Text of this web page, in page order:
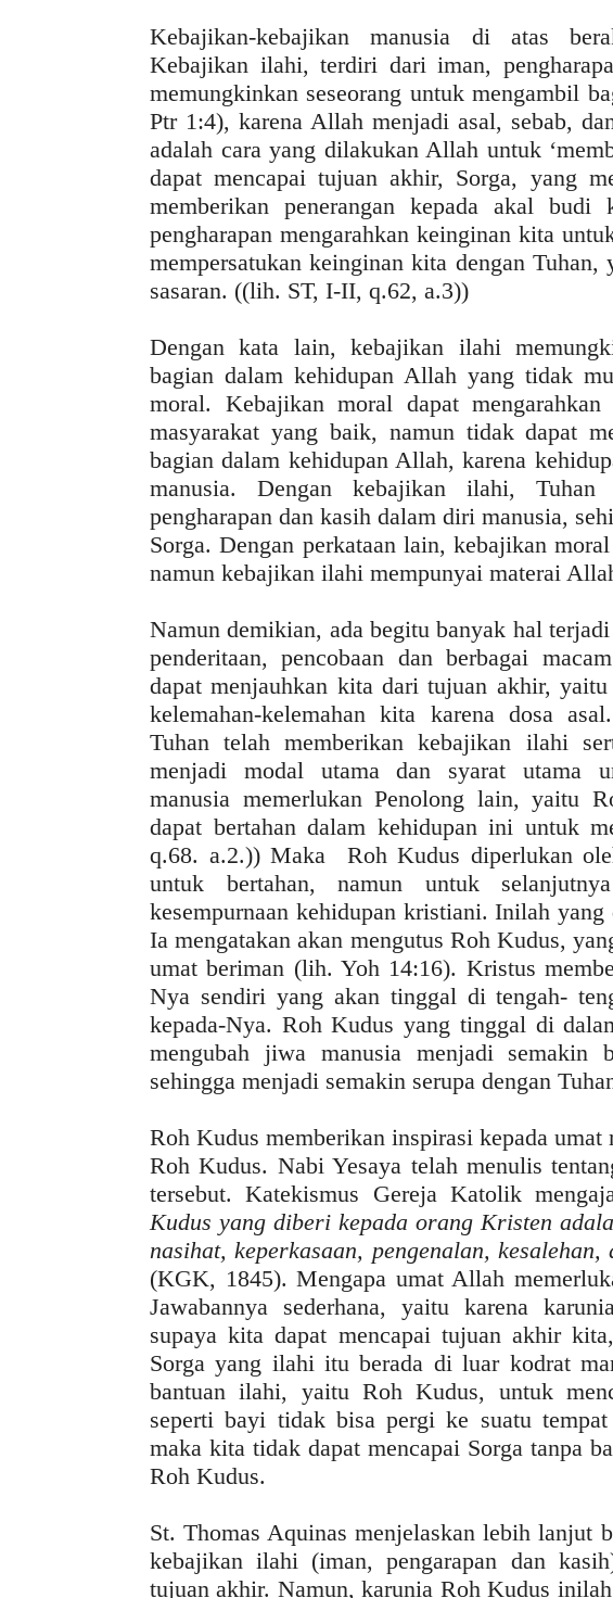
Kebajikan-kebajikan manusia di atas
Kebajikan ilahi, terdiri dari iman,
memungkinkan seseorang untuk mengambil
Ptr 1:4), karena Allah menjadi asal, sebab,
adalah cara yang dilakukan Allah untuk
dapat mencapai tujuan akhir, Sorga, yang
memberikan penerangan kepada akal budi
pengharapan mengarahkan keinginan kita
mempersatukan keinginan kita dengan
sasaran. ((lih. ST, I-II, q.62, a.3))
Dengan kata lain, kebajikan ilahi
bagian dalam kehidupan Allah yang tidak
moral. Kebajikan moral dapat mengarahkan
masyarakat yang baik, namun tidak dapat
bagian dalam kehidupan Allah, karena
manusia. Dengan kebajikan ilahi, Tuhan
pengharapan dan kasih dalam diri manusia,
Sorga. Dengan perkataan lain, kebajikan
namun kebajikan ilahi mempunyai materai
Namun demikian, ada begitu banyak hal
penderitaan, pencobaan dan berbagai
dapat menjauhkan kita dari tujuan akhir,
kelemahan-kelemahan kita karena dosa
Tuhan telah memberikan kebajikan ilahi
menjadi modal utama dan syarat utama
manusia memerlukan Penolong lain, yaitu
dapat bertahan dalam kehidupan ini untuk
q.68. a.2.)) Maka Roh Kudus diperlukan
untuk bertahan, namun untuk
kesempurnaan kehidupan kristiani. Inilah
Ia mengatakan akan mengutus Roh Kudus,
umat beriman (lih. Yoh 14:16). Kristus
Nya sendiri yang akan tinggal di tengah-
kepada-Nya. Roh Kudus yang tinggal di
mengubah jiwa manusia menjadi semakin
sehingga menjadi semakin serupa dengan
Roh Kudus memberikan inspirasi kepada
Roh Kudus. Nabi Yesaya telah menulis
tersebut. Katekismus Gereja Katolik
Kudus yang diberi kepada orang Kristen
nasihat, keperkasaan, pengenalan,
(KGK, 1845). Mengapa umat Allah
Jawabannya sederhana, yaitu karena
supaya kita dapat mencapai tujuan akhir
Sorga yang ilahi itu berada di luar kodrat
bantuan ilahi, yaitu Roh Kudus, untuk
seperti bayi tidak bisa pergi ke suatu tempat
maka kita tidak dapat mencapai Sorga tanpa
Roh Kudus.
St. Thomas Aquinas menjelaskan lebih lanjut
kebajikan ilahi (iman, pengarapan dan
tujuan akhir. Namun, karunia Roh Kudus